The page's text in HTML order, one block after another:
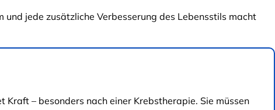
und jede zusätzliche Verbesserung des Lebensstils macht
Kraft – besonders nach einer Krebstherapie. Sie müssen